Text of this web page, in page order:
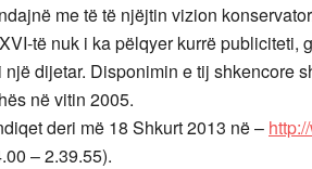
me të të njëjtin vizion
të nuk i ka pëlqyer kurrë publiciteti,
dijetar. Disponimin e tij shkencore
në vitin 2005.
deri më 18 Shkurt 2013 në –
– 2.39.55).